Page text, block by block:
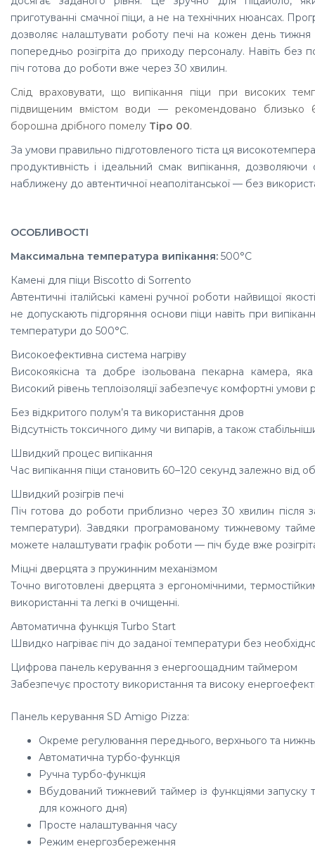
приготуванні смачної піци, а не на технічних нюансах.
дозволяє налаштувати роботу печі на кожен день
попередньо розігріта до приходу персоналу. Навіть без
піч готова до роботи вже через 30 хвилин.
Слід враховувати, що випікання піци при високих
підвищеним вмістом води — рекомендовано близько
борошна дрібного помелу Tipo 00.
За умови правильно підготовленого тіста ця
продуктивність і ідеальний смак випікання,
наближену до автентичної неаполітанської — без
ОСОБЛИВОСТІ
Максимальна температура випікання: 500°C
Камені для піци Biscotto di Sorrento
Автентичні італійські камені ручної роботи найвищої
не допускають підгоряння основи піци навіть при
температури до 500°C.
Високоефективна система нагріву
Високоякісна та добре ізольована пекарна камера,
Високий рівень теплоізоляції забезпечує комфортні умови
Без відкритого полум’я та використання дров
Відсутність токсичного диму чи випарів, а також
Швидкий процес випікання
Час випікання піци становить 60–120 секунд залежно від
Швидкий розігрів печі
Піч готова до роботи приблизно через 30 хвилин після
температури). Завдяки програмованому тижневому
можете налаштувати графік роботи — піч буде вже
Міцні дверцята з пружинним механізмом
Точно виготовлені дверцята з ергономічними,
використанні та легкі в очищенні.
Автоматична функція Turbo Start
Швидко нагріває піч до заданої температури без
Цифрова панель керування з енергоощадним таймером
Забезпечує простоту використання та високу
Панель керування SD Amigo Pizza:
Окреме регулювання переднього, верхнього та
Автоматична турбо-функція
Ручна турбо-функція
Вбудований тижневий таймер із функціями запуску
для кожного дня)
Просте налаштування часу
Режим енергозбереження